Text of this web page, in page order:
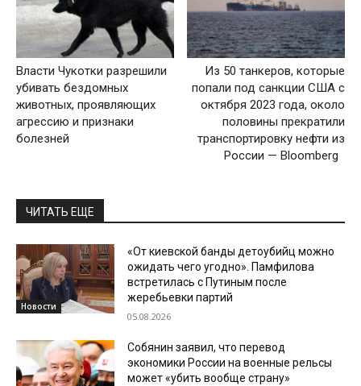
Власти Чукотки разрешили
убивать бездомных
животных, проявляющих
агрессию и признаки
болезней
Из 50 танкеров, которые
попали под санкции США с
октября 2023 года, около
половины прекратили
транспортировку нефти из
России — Bloomberg
ЧИТАТЬ ЕЩЕ
Новости
«От киевской банды детоубийц можно
ожидать чего угодно». Памфилова
встретилась с Путиным после
жеребьевки партий
05.08.2026
Собянин заявил, что перевод
экономики России на военные рельсы
может «убить вообще страну»